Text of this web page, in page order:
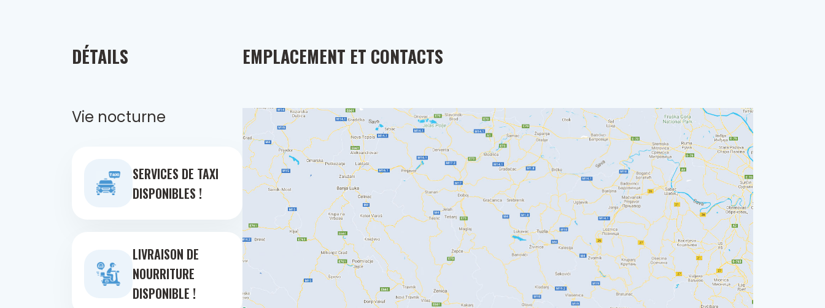
DÉTAILS
Vie nocturne
SERVICES DE TAXI
DISPONIBLES !
LIVRAISON DE
NOURRITURE
DISPONIBLE !
EMPLACEMENT ET CONTACTS